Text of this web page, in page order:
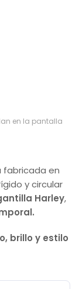
en la pantalla
fabricada en
y circular
Harley,
brillo y estilo